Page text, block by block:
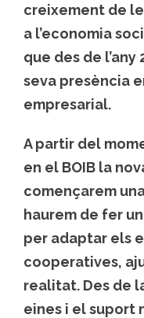
creixement de
a l’economia
que des de
seva presència
empresarial.
A partir del
en el BOIB la
començarem
haurem de fer
per adaptar els
cooperatives,
realitat. Des de
eines i el suport